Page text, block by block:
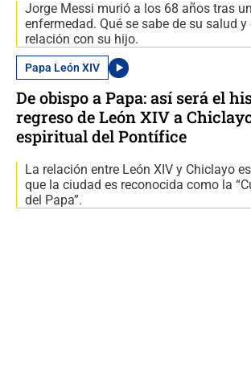
Jorge Messi murió a los 68 años tras
enfermedad. Qué se sabe de su salud
relación con su hijo.
Papa León XIV
De obispo a Papa: así será el
regreso de León XIV a
espiritual del Pontífice
La relación entre León XIV y Chiclayo
que la ciudad es reconocida como la
del Papa”.